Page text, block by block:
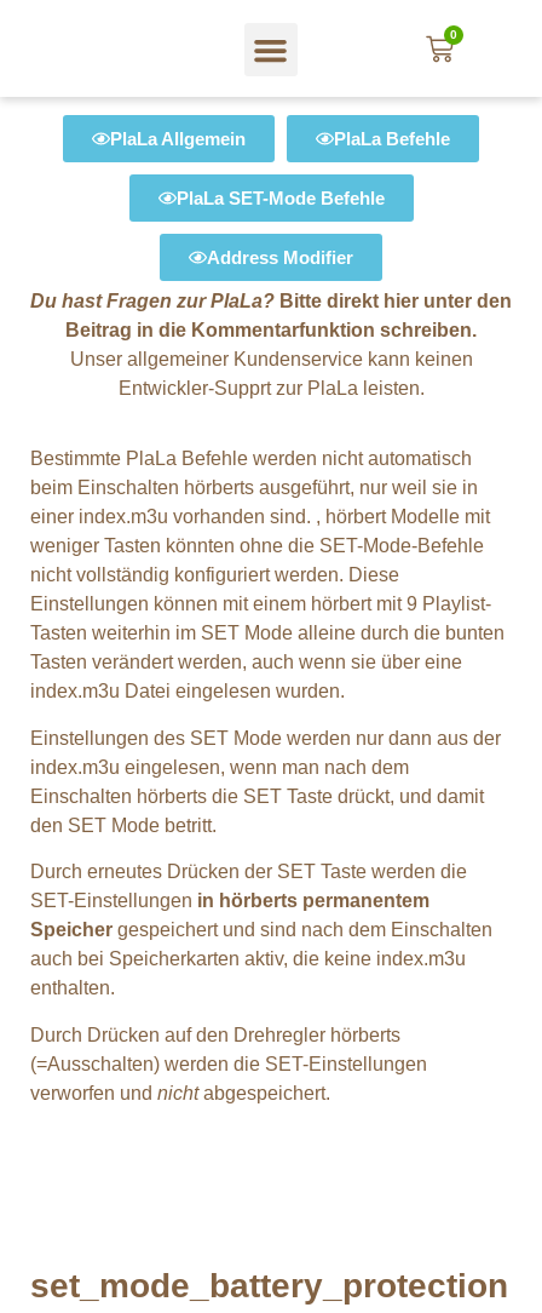
0
PlaLa Allgemein PlaLa Befehle
PlaLa SET-Mode Befehle
Address Modifier
Du hast Fragen zur PlaLa? Bitte direkt hier unter den
Beitrag in die Kommentarfunktion schreiben.
Unser allgemeiner Kundenservice kann keinen
Entwickler-Supprt zur PlaLa leisten.
Bestimmte PlaLa Befehle werden nichtautomatisch
beim Einschalten hörberts ausgeführt, nur weil sie in
einer index.m3u vorhanden sind. , hörbert Modelle mit
weniger Tasten könnten ohne die SET-Mode-Befehle
nicht vollständig konfiguriert werden. Diese
Einstellungen können mit einem hörbert mit 9 Playlist-
Tasten weiterhin im SET Mode alleine durch die bunten
Tasten verändert werden, auch wenn sie über eine
index.m3u Datei eingelesen wurden.
Einstellungen des SET Mode werden nur dann aus der
index.m3u eingelesen, wenn man nach dem
Einschalten hörberts die SET Taste drückt, und damit
den SET Mode betritt.
Durch erneutes Drücken der SET Taste werden die
SET-Einstellungen in hörberts permanentem
Speicher gespeichert und sind nach dem Einschalten
auch bei Speicherkarten aktiv, die keine index.m3u
enthalten.
Durch Drücken auf den Drehregler hörberts
(=Ausschalten) werden die SET-Einstellungen
verworfen und nichtabgespeichert.
set_mode_battery_protection